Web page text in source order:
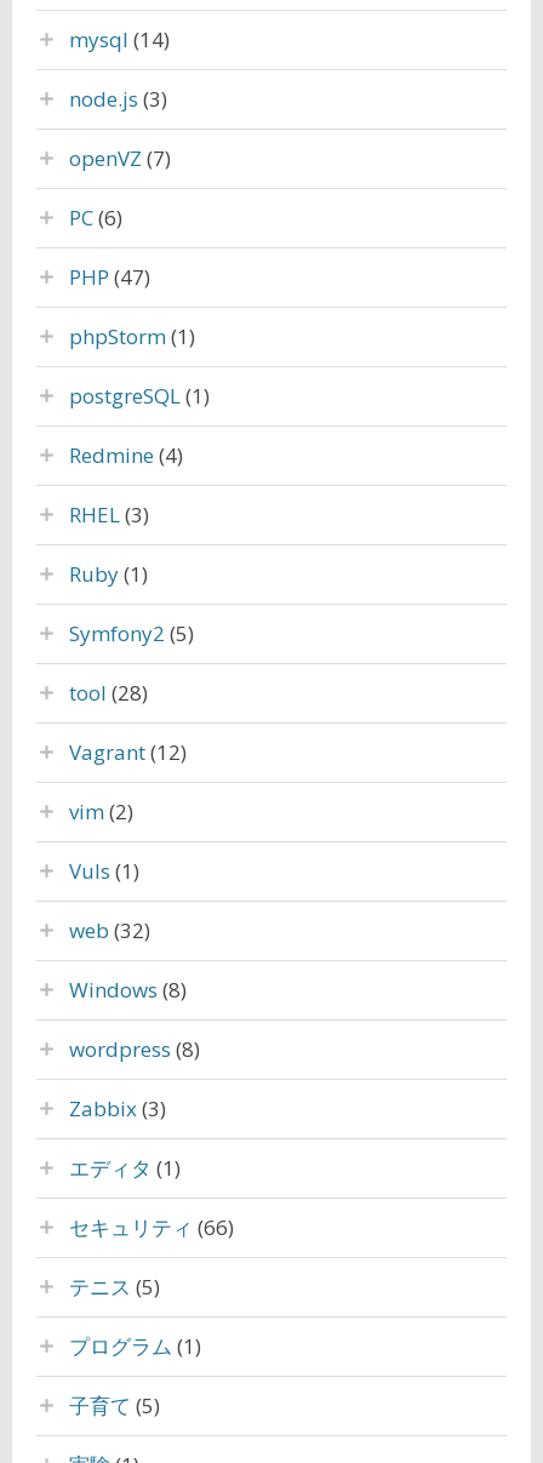
mysql (14)
node.js (3)
openVZ (7)
PC(6)
PHP (47)
phpStorm(1)
postgreSQL(1)
Redmine(4)
RHEL(3)
Ruby(1)
Symfony2 (5)
tool (28)
Vagrant(12)
vim(2)
Vuls (1)
web (32)
Windows (8)
wordpress (8)
Zabbix(3)
エディタ (1)
セキュリティ (66)
テニス (5)
プログラム (1)
子育て (5)